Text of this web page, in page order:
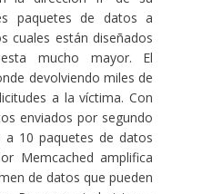
paquetes de datos a
cuales están diseñados
mucho mayor. El
devolviendo miles de
a la víctima. Con
enviados por segundo
10 paquetes de datos
Memcached amplifica
de datos que pueden